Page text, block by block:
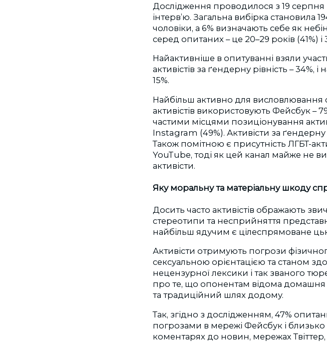
Дослідження проводилося з 19
інтерв’ю. Загальна вибірка становила
чоловіки, а 6% визначають себе як
серед опитаних – це 20–29 років (41%) і
Найактивніше в опитуванні взяли
активістів за ґендерну рівність – 34%,
15%.
Найбільш активно для висловлювання
активістів використовують Фейсбук –
частими місцями позиціонування
Instagram (49%). Активісти за
Також помітною є присутність ЛГБТ-
YouTube, тоді як цей канал майже не
активісти.
Яку моральну та матеріальну шкоду
Досить часто активістів ображають
стереотипи та несприйняття
найбільш ядучим є цілеспрямоване
Активісти отримують погрози
сексуальною орієнтацією та станом
нецензурної лексики і так званого
про те, що опонентам відома домашня
та традиційний шлях додому.
Так, згідно з дослідженням, 47%
погрозами в мережі Фейсбук і близько
коментарях до новин, мережах